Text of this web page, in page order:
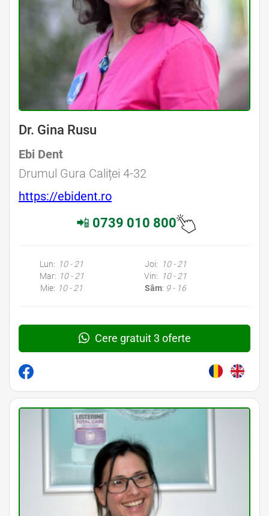
Dr. Gina Rusu
Ebi Dent
Drumul Gura Caliței 4-32
https://ebident.ro
📲 0739 010 800
Lun: 10 - 21
Mar: 10 - 21
Mie: 10 - 21
Joi:
10 - 21
Vin:
10 - 21
Sâm: 9 - 16
Cere gratuit 3 oferte